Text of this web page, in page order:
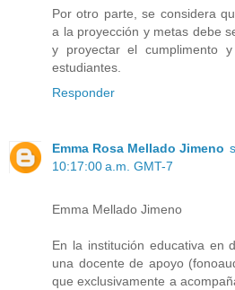
Por otro parte, se considera
a la proyección y metas debe
y proyectar el cumplimento
estudiantes.
Responder
Emma Rosa Mellado Jimeno
10:17:00 a.m. GMT-7
Emma Mellado Jimeno
En la institución educativa en
una docente de apoyo
que exclusivamente a